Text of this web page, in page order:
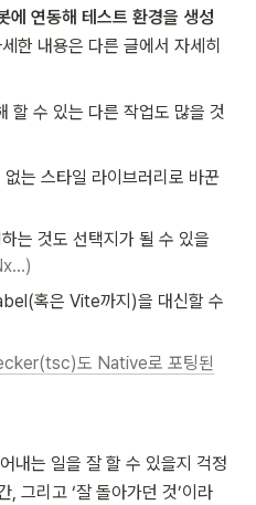
에 연동해 테스트 환경을 생성
한 내용은 다른 글에서 자세히
할 수 있는 다른 작업도 많을 것
는 스타일 라이브러리로 바꾼
는 것도 선택지가 될 수 있을
혹은 Vite까지)을 대신할 수
도 Native로 포팅된
내는 일을 잘 할 수 있을지 걱정
, 그리고 ‘잘 돌아가던 것’이라